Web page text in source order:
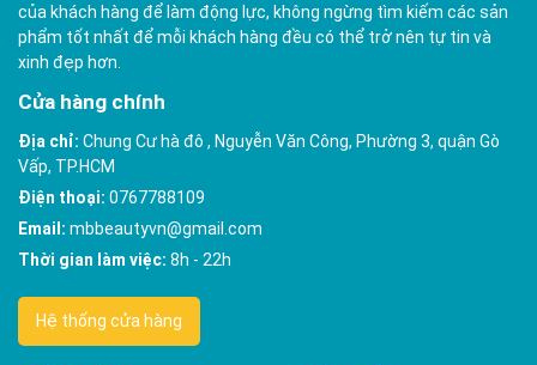
của khách hàng để làm động lực, không ngừng tìm kiếm các sản
phẩm tốt nhất để mỗi khách hàng đều có thể trở nên tự tin và
xinh đẹp hơn.
Cửa hàng chính
Địa chỉ: Chung Cư hà đô , Nguyễn Văn Công, Phường 3, quận Gò
Vấp, TP.HCM
Điện thoại: 0767788109
Email: mbbeautyvn@gmail.com
Thời gian làm việc: 8h - 22h
Hệ thống cửa hàng